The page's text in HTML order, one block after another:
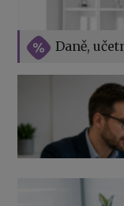
Daně,
Vše o překážkách
Výpověď ze
zaměstnavatele